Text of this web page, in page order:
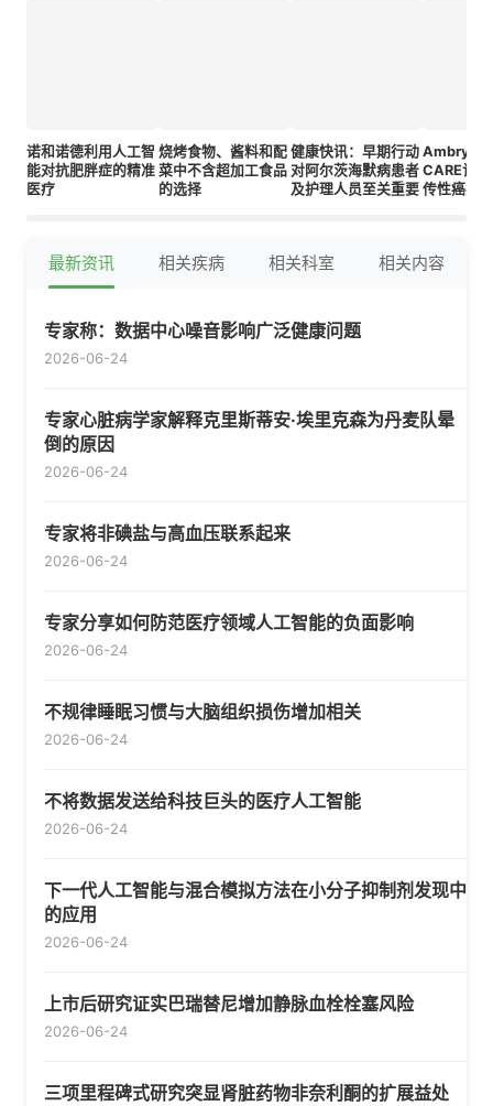
诺和诺德利用人工智
能对抗肥胖症的精准
医疗
烧烤食物、酱料和配
菜中不含超加工食品
的选择
健康快讯：早期行动
对阿尔茨海默病患者
及护理人员至关重要
Ambry
CARE计
传性癌症
最新资讯 相关疾病 相关科室 相关内容
专家称：数据中心噪音影响广泛健康问题
2026-06-24
专家心脏病学家解释克里斯蒂安·埃里克森为丹麦队晕
倒的原因
2026-06-24
专家将非碘盐与高血压联系起来
2026-06-24
专家分享如何防范医疗领域人工智能的负面影响
2026-06-24
不规律睡眠习惯与大脑组织损伤增加相关
2026-06-24
不将数据发送给科技巨头的医疗人工智能
2026-06-24
下一代人工智能与混合模拟方法在小分子抑制剂发现中
的应用
2026-06-24
上市后研究证实巴瑞替尼增加静脉血栓栓塞风险
2026-06-24
三项里程碑式研究突显肾脏药物非奈利酮的扩展益处